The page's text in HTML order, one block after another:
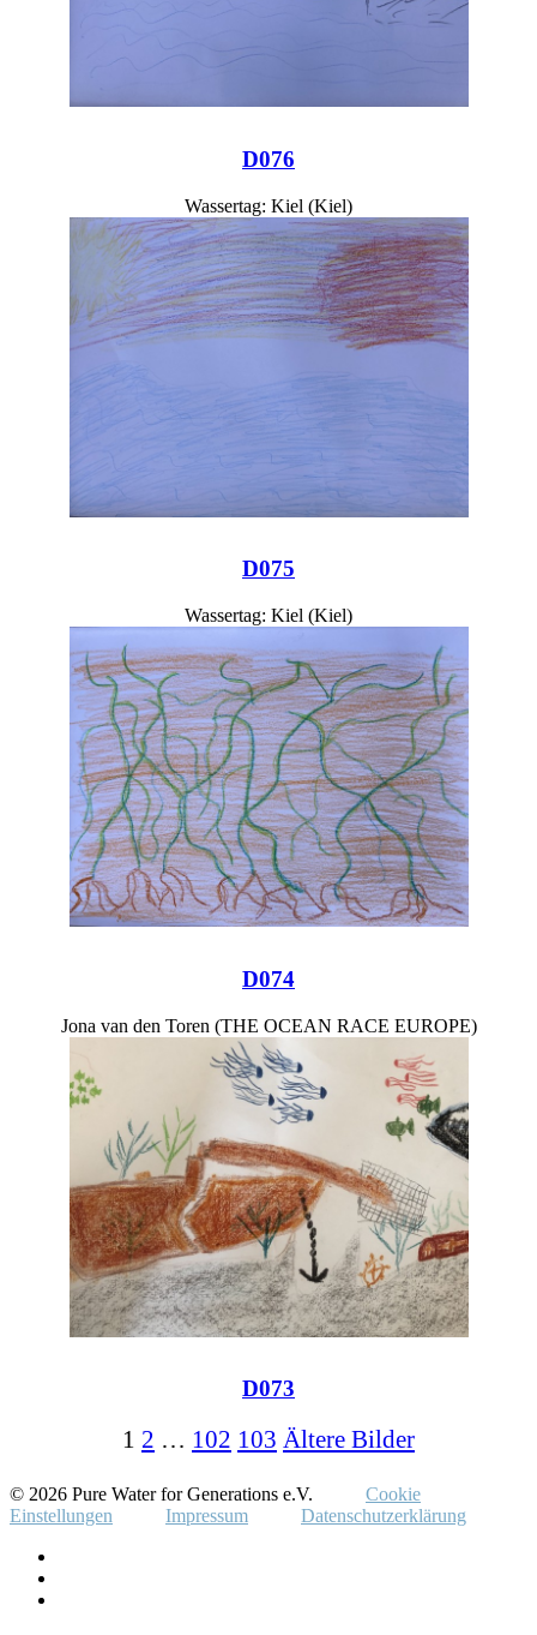
D076
Wassertag: Kiel (Kiel)
D075
Wassertag: Kiel (Kiel)
D074
Jona van den Toren (THE OCEAN RACE EUROPE)
D073
1 2 … 102 103 Ältere Bilder
© 2026 Pure Water for Generations e.V.
Cookie
Einstellungen
Impressum Datenschutzerklärung